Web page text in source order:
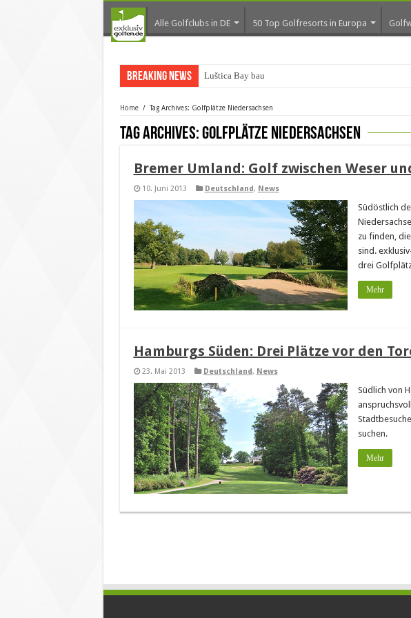
Alle Golfclubs in DE 50 Top Golfresorts in Europa
Breaking News Luštica Bay baut Monteneg
Home / Tag Archives: Golfplätze Niedersachsen
Tag Archives:Golfplätze Niedersachsen
Bremer Umland: Golf zwischen Weser
10. Juni 2013 Deutschland, News
Südöstlich
zu finden,
sind.
drei
Mehr
Hamburgs Süden: Drei Plätze vor den
23. Mai 2013 Deutschland, News
Südlich von
suchen.
Mehr